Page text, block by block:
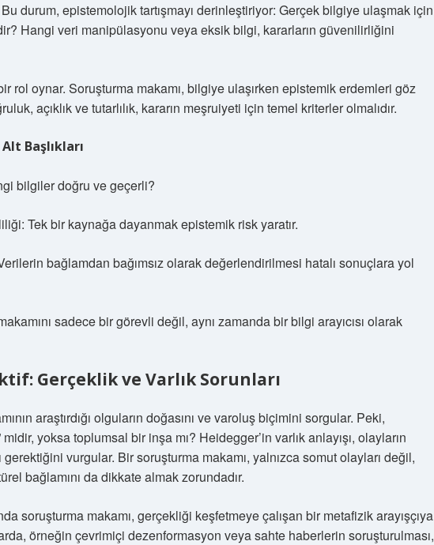
durum, epistemolojik tartışmayı derinleştiriyor: Gerçek bilgiye ulaşmak için
Hangi veri manipülasyonu veya eksik bilgi, kararların güvenilirliğini
rol oynar. Soruşturma makamı, bilgiye ulaşırken epistemik erdemleri göz
açıklık ve tutarlılık, kararın meşruiyeti için temel kriterler olmalıdır.
Başlıkları
bilgiler doğru ve geçerli?
Tek bir kaynağa dayanmak epistemik risk yaratır.
bağlamdan bağımsız olarak değerlendirilmesi hatalı sonuçlara yol
sadece bir görevli değil, aynı zamanda bir bilgi arayıcısı olarak
Gerçeklik ve Varlık Sorunları
araştırdığı olguların doğasını ve varoluş biçimini sorgular. Peki,
yoksa toplumsal bir inşa mı? Heidegger’in varlık anlayışı, olayların
vurgular. Bir soruşturma makamı, yalnızca somut olayları değil,
bağlamını da dikkate almak zorundadır.
soruşturma makamı, gerçekliği keşfetmeye çalışan bir metafizik arayışçıya
örneğin çevrimiçi dezenformasyon veya sahte haberlerin soruşturulması,